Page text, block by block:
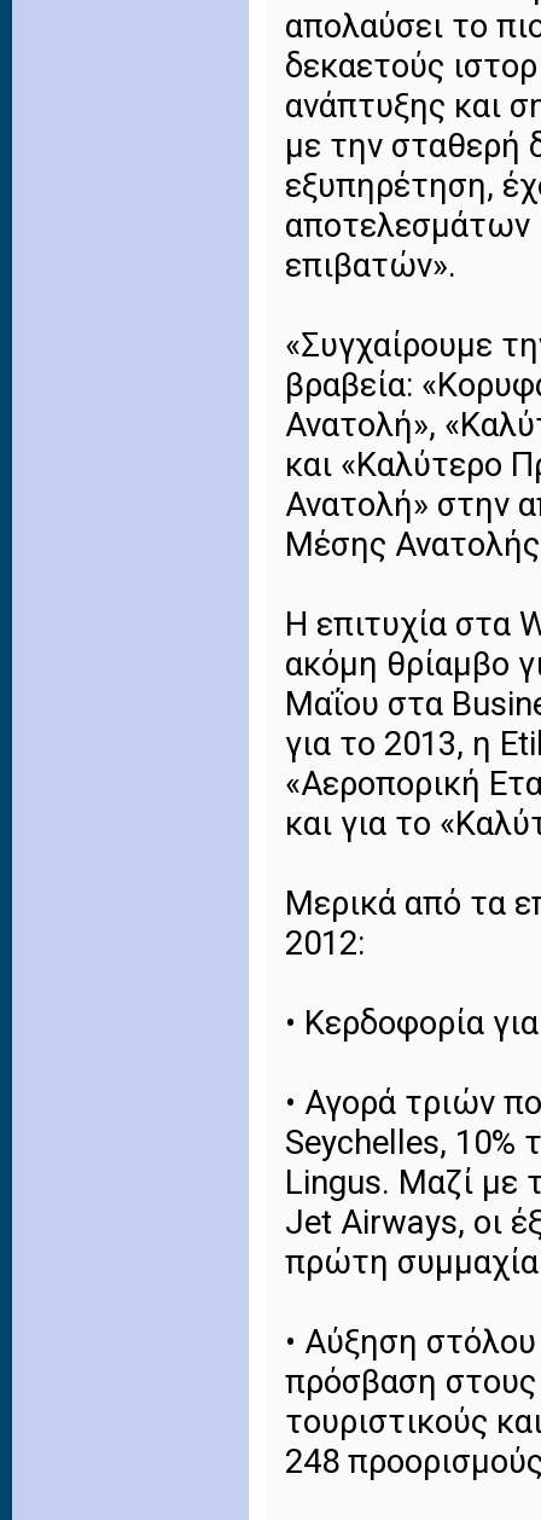
απολαύσει το
δεκαετούς
ανάπτυξης και
με την σταθερή
εξυπηρέτηση,
αποτελεσμάτων
επιβατών».
«Συγχαίρουμε
βραβεία:
Ανατολή»,
και «Καλύτερο
Ανατολή» στην
Μέσης
Η επιτυχία στα
ακόμη θρίαμβο
Μαΐου στα
για το 2013, η
«Αεροπορική
και για το
Μερικά από τα
2012:
• Κερδοφορία
• Αγορά τριών
Seychelles, 10%
Lingus. Μαζί με
Jet Airways, οι
πρώτη συμμαχία
• Αύξηση
πρόσβαση
τουριστικούς
248